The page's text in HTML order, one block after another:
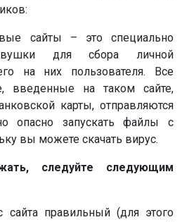
сайты – это специально
для сбора личной
на них пользователя. Все
введенные на таком сайте,
карты, отправляются
опасно запускать файлы с
вы можете скачать вирус.
следуйте следующим
сайта правильный (для этого